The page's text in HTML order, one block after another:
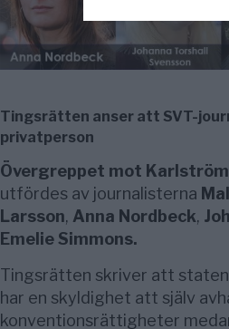
Tingsrätten anser att SVT-
privatperson
Övergreppet mot
utfördes av journalisterna
Larsson, Anna Nordbeck,
Emelie Simmons.
Tingsrätten skriver att
har en skyldighet att själv
konventionsrättigheter